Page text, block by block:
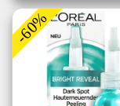
-60%